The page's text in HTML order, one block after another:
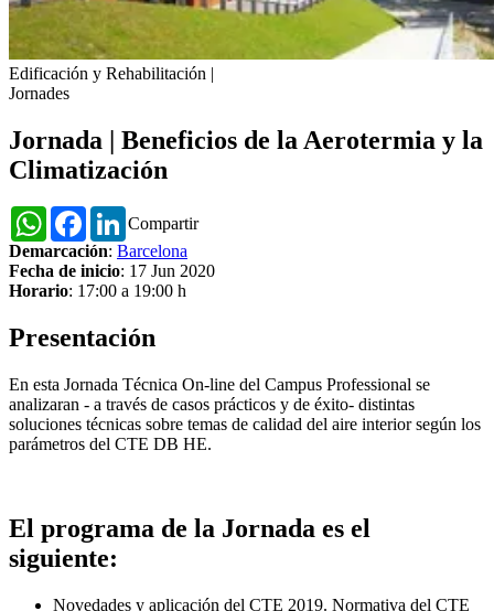
Edificación y Rehabilitación |
Jornades
Jornada | Beneficios de la Aerotermia y la
Climatización
Compartir
WhatsAppFacebookLinkedIn
Demarcación: Barcelona
Fecha de inicio: 17 Jun 2020
Horario: 17:00 a 19:00 h
Presentación
En esta Jornada Técnica On-line del Campus Professional se
analizaran - a través de casos prácticos y de éxito- distintas
soluciones técnicas sobre temas de calidad del aire interior según los
parámetros del CTE DB HE.
El programa de la Jornada es el
siguiente:
Novedades y aplicación del CTE 2019. Normativa del CTE